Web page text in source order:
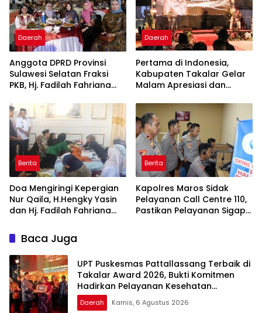
Daerah
Anggota DPRD Provinsi
Sulawesi Selatan Fraksi
PKB, Hj. Fadilah Fahriana
Takalar Menyalakan
Lentera Pengabdian
Melalui Malam Apresiasi
dan Inovasi Award 2026
Daerah
Pertama di Indonesia,
Kabupaten Takalar Gelar
Malam Apresiasi dan
Panggung Penghargaan
bagi Pelayan Publik
Berprestasi
Berita
Doa Mengiringi Kepergian
Nur Qaila, H.Hengky Yasin
dan Hj. Fadilah Fahriana
Keluarga
Berita
Kapolres Maros Sidak
Pelayanan Call Centre 110,
Pastikan Pelayanan Sigap
Baca Juga
UPT Puskesmas Pattallassang Terbaik di
Takalar Award 2026, Bukti Komitmen
Hadirkan Pelayanan Kesehatan
Berkualitas
Daerah Kamis, 6 Agustus 2026